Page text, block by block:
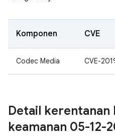
Komponen CVE
Codec Media CVE-
Detail kerentanan
keamanan 05-12-